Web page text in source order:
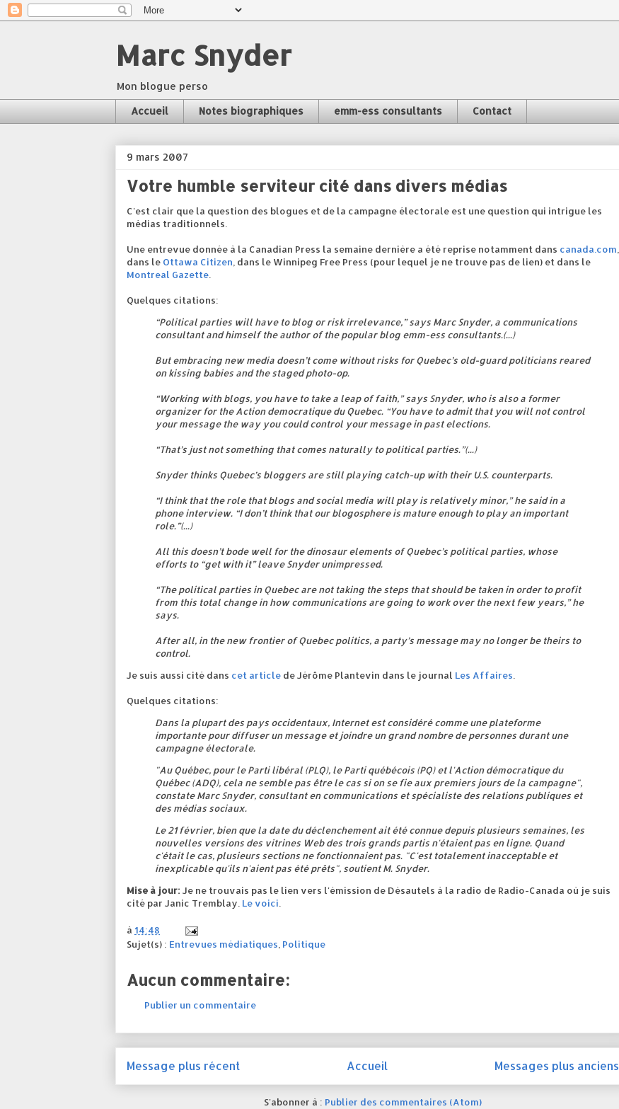
Marc Snyder
Mon blogue perso
Accueil Notes biographiques emm-ess consultants Contact
9 mars 2007
Votre humble serviteur cité dans divers médias
C'est clair que la question des blogues et de la campagne électorale est une question qui intrigue les
médias traditionnels.
Une entrevue donnée à la Canadian Press la semaine dernière a été reprise notamment dans canada.com
dans le Ottawa Citizen , dans le Winnipeg Free Press (pour lequel je ne trouve pas de lien) et dans le
Montreal Gazette
Quelques citations:
“Political parties will have to blog or risk irrelevance,” says Marc Snyder, a communications
consultant and himself the author of the popular blog emm-ess consultants.(...)
But embracing new media doesn’t come without risks for Quebec’s old-guard politicians reared
on kissing babies and the staged photo-op.
“Working with blogs, you have to take a leap of faith,” says Snyder, who is also a former
organizer for the Action democratique du Quebec. “You have to admit that you will not control
your message the way you could control your message in past elections.
“That’s just not something that comes naturally to political parties.”(...)
Snyder thinks Quebec’s bloggers are still playing catch-up with their U.S. counterparts.
“I think that the role that blogs and social media will play is relatively minor,” he said in a
phone interview. “I don’t think that our blogosphere is mature enough to play an important
role.”(...)
All this doesn’t bode well for the dinosaur elements of Quebec’s political parties, whose
efforts to “get with it” leave Snyder unimpressed.
“The political parties in Quebec are not taking the steps that should be taken in order to profit
from this total change in how communications are going to work over the next few years,” he
says.
After all, in the new frontier of Quebec politics, a party’s message may no longer be theirs to
control.
Je suis aussi cité dans cet article de Jérôme Plantevin dans le journal Les Affaires
Quelques citations:
Dans la plupart des pays occidentaux, Internet est considéré comme une plateforme
importante pour diffuser un message et joindre un grand nombre de personnes durant une
campagne électorale.
"Au Québec, pour le Parti libéral (PLQ), le Parti québécois (PQ) et l'Action démocratique du
Québec (ADQ), cela ne semble pas être le cas si on se fie aux premiers jours de la campagne",
constate Marc Snyder, consultant en communications et spécialiste des relations publiques et
des médias sociaux.
Le 21 février, bien que la date du déclenchement ait été connue depuis plusieurs semaines, les
nouvelles versions des vitrines Web des trois grands partis n'étaient pas en ligne. Quand
c'était le cas, plusieurs sections ne fonctionnaient pas. "C'est totalement inacceptable et
inexplicable qu'ils n'aient pas été prêts", soutient M. Snyder.
Mise à jour: Je ne trouvais pas le lien vers l'émission de Désautels à la radio de Radio-Canada où je suis
cité par Janic Tremblay. Le voici
à 14:48
Sujet(s) : Entrevues médiatiques, Politique
Aucun commentaire:
Publier un commentaire
Message plus récent Messages plus anciens
Accueil
S'abonner à : Publier des commentaires (Atom)